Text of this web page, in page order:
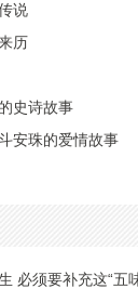
说
历
史诗故事
安珠的爱情故事
必须要补充这“五